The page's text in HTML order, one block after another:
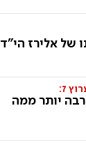
של אלירז הי"ד
7:
יותר ממה